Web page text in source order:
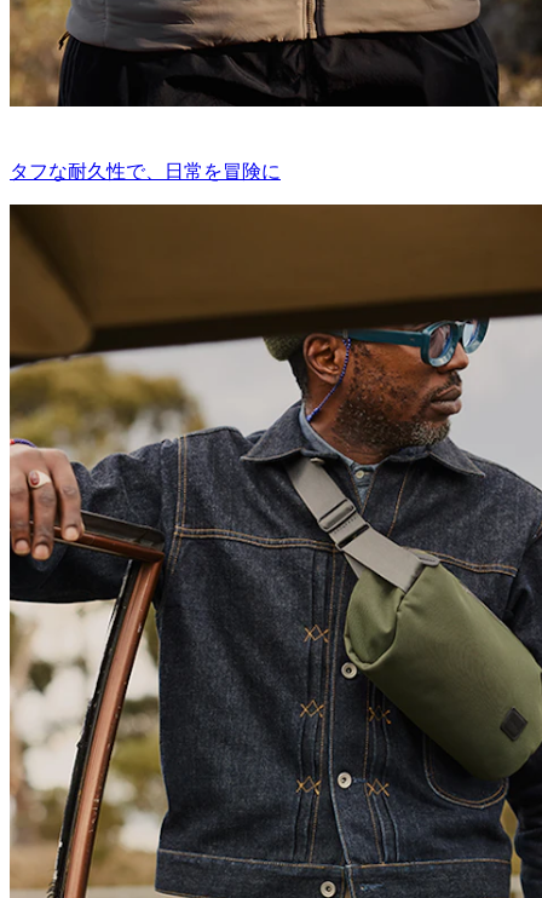
タフな耐久性で、日常を冒険に